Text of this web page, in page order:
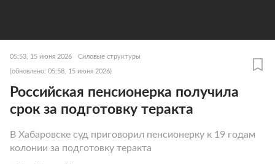
05:53, 15 июня 2026 Силовые структуры
(обновлено: 05:58, 15 июня 2026)
Российская пенсионерка получила
срок за подготовку теракта
В Хабаровске суд приговорил пенсионерку к 19 годам
колонии за подготовку теракта